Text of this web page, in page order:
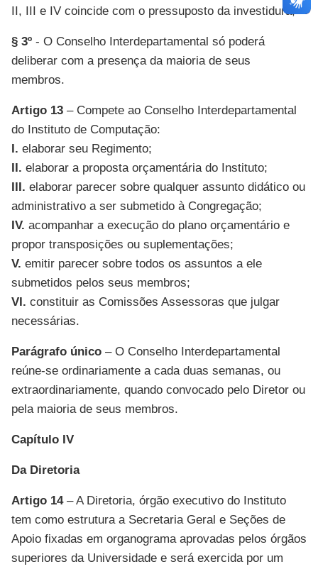
II, III e IV coincide com o pressuposto da investidura;
§ 3º - O Conselho Interdepartamental só poderá
deliberar com a presença da maioria de seus
membros.
Artigo 13 – Compete ao Conselho Interdepartamental
do Instituto de Computação:
I. elaborar seu Regimento;
II. elaborar a proposta orçamentária do Instituto;
III. elaborar parecer sobre qualquer assunto didático ou
administrativo a ser submetido à Congregação;
IV. acompanhar a execução do plano orçamentário e
propor transposições ou suplementações;
V. emitir parecer sobre todos os assuntos a ele
submetidos pelos seus membros;
VI. constituir as Comissões Assessoras que julgar
necessárias.
Parágrafo único – O Conselho Interdepartamental
reúne-se ordinariamente a cada duas semanas, ou
extraordinariamente, quando convocado pelo Diretor ou
pela maioria de seus membros.
Capítulo IV
Da Diretoria
Artigo 14– A Diretoria, órgão executivo do Instituto
tem como estrutura a Secretaria Geral e Seções de
Apoio fixadas em organograma aprovadas pelos órgãos
superiores da Universidade e será exercida por um